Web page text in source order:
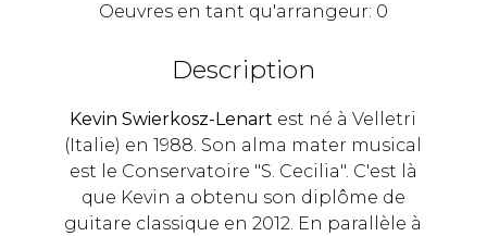
Oeuvres en tant qu'arrangeur: 0
Description
Kevin Swierkosz-Lenart est né à Velletri
(Italie) en 1988. Son alma mater musical
est le Conservatoire "S. Cecilia". C'est là
que Kevin a obtenu son diplôme de
guitare classique en 2012. En parallèle à